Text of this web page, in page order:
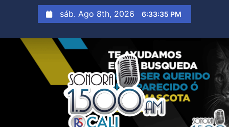
sáb. Ago 8th, 2026 6:33:36 PM